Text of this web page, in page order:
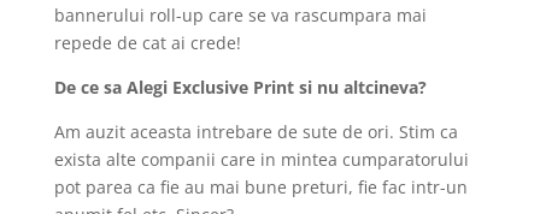
bannerului roll-up care se va rascumpara mai
repede de cat ai crede!
De ce sa Alegi Exclusive Print si nu altcineva?
Am auzit aceasta intrebare de sute de ori. Stim ca
exista alte companii care in mintea cumparatorului
pot parea ca fie au mai bune preturi, fie fac intr-un